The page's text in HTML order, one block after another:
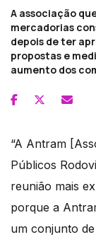
A associação
mercadorias
depois de ter
propostas e
aumento dos
“A Antram
Públicos
reunião mais
porque a
um conjunto